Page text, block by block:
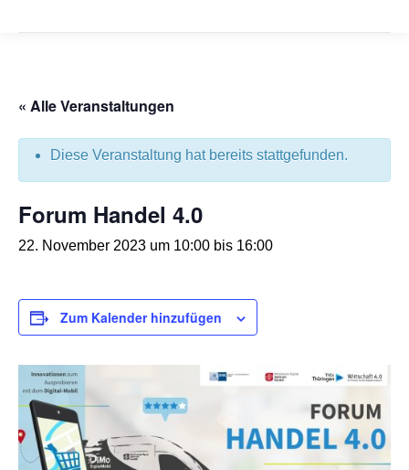
« Alle Veranstaltungen
Diese Veranstaltung hat bereits stattgefunden.
Forum Handel 4.0
22. November 2023 um 10:00 bis 16:00
Zum Kalender hinzufügen